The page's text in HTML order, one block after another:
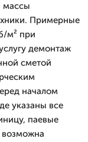
массы
Примерные
м² при
демонтаж
сметой
началом
указаны все
паевые
возможна